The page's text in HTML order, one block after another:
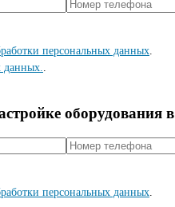
персональных данных
данных.
оборудования
персональных данных.